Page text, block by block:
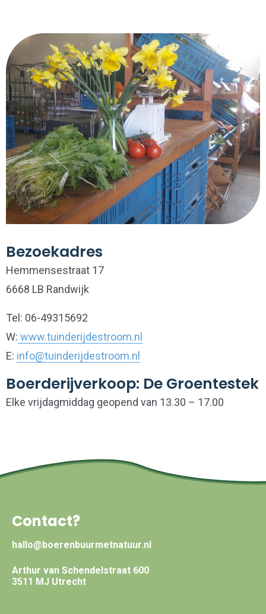
Bezoekadres
Hemmensestraat 17
6668 LB Randwijk
Tel: 06-49315692
W: www.tuinderijdestroom.nl
E: info@tuinderijdestroom.nl
Boerderijverkoop: De Groentestek
Elke vrijdagmiddag geopend van 13.30 – 17.00
Contact?
hallo@boerenbuurmetnatuur.nl
Arthur van Schendelstraat 600
3511 MJ Utrecht